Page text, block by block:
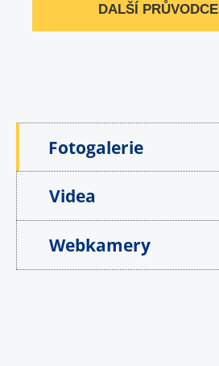
DALŠÍ PRŮVODCE
Fotogalerie
Videa
Webkamery